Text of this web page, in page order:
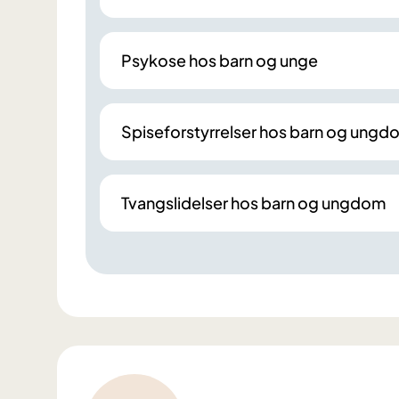
Psykose hos barn og unge
Spiseforstyrrelser hos barn og
Tvangslidelser hos barn og ungdom